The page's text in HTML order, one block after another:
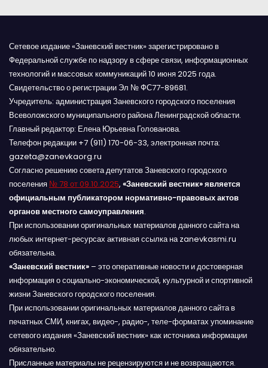
м
Сетевое издание «Заневский вестник» зарегистрировано в
Федеральной службе по надзору в сфере связи, информационных
технологий и массовых коммуникаций 10 июня 2025 года.
Свидетельство о регистрации Эл № ФС77-89681.
Учредитель: администрация Заневского городского поселения
Всеволожского муниципального района Ленинградской области.
Главный редактор: Елена Юрьевна Голованова.
Телефон редакции +7 (911) 170-06-33, электронная почта:
gazeta@zanevkaorg.ru
Согласно решению совета депутатов Заневского городского
поселения № 78 от 09.10.2025, «Заневский вестник» является
официальным публикатором нормативно-правовых актов
органов местного самоуправления.
При использовании оригинальных материалов данного сайта на
любых интернет-ресурсах активная ссылка на zanevkasmi.ru
обязательна.
«Заневский вестник» – это оперативные новости и достоверная
информация о социально-экономической, культурной и спортивной
жизни Заневского городского поселения.
При использовании оригинальных материалов данного сайта в
печатных СМИ, книгах, видео-, радио-, теле-форматах упоминание
сетевого издания «Заневский вестник» как источника информации
обязательно.
Присланные материалы не рецензируются и не возвращаются.